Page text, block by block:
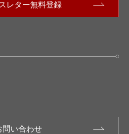
レター無料登録
問い合わせ